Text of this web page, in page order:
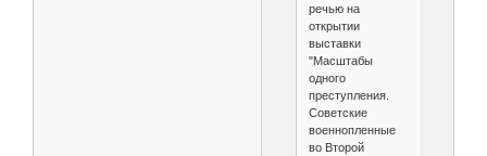
речью на
открытии
выставки
"Масштабы
одного
преступления.
Советские
военнопленные
во Второй